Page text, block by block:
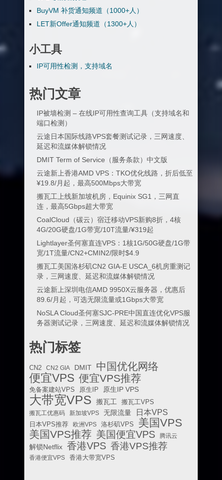
BuyVM 补货通知频道（1000+人）
LET新Offer通知频道（1300+人）
小工具
IP可用性检测，支持域名
热门文章
IP被墙检测 – 在线IP可用性查询工具（支持域名和
端口检测）
云途日本国际线路VPS套餐测试记录，三网速度、
延迟和流媒体解锁情况
DMIT Term of Service（服务条款）中文版
云途新上香港AMD VPS：TKO优化线路，折后低至
¥19.8/月起，最高500Mbps大带宽
搬瓦工上线新加坡机房，Equinix SG1，三网直
连，最高5Gbps超大带宽
CoalCloud（碳云）宿迁移动VPS新购8折，4核
4G/20G硬盘/1G带宽/10T流量/¥319起
Lightlayer圣何塞直连VPS：1核1G/50G硬盘/1G带
宽/1T流量/CN2+CMIN2/限时$4.9
搬瓦工美国洛杉矶CN2 GIA-E USCA_6机房重测记
录，三网速度、延迟和流媒体解锁情况
云途新上深圳电信AMD 9950X云服务器，优惠后
89.6/月起，可选无限流量或1Gbps大带宽
NoSLA Cloud圣何塞SJC-PRE中国直连优化VPS服
务器测试记录，三网速度、延迟和流媒体解锁情况
热门标签
CN2 CN2 GIA DMIT 中国优化网络
便宜VPS 便宜VPS推荐
免备案建站VPS 原生IP 原生IP VPS
大带宽VPS 搬瓦工
搬瓦工VPS
搬瓦工优惠码
新加坡VPS 无限流量 日本VPS
日本VPS推荐 欧洲VPS 洛杉矶VPS 美国VPS
美国VPS推荐 美国便宜VPS 腾讯云
解锁Netflix 香港VPS 香港VPS推荐
香港便宜VPS 香港大带宽VPS